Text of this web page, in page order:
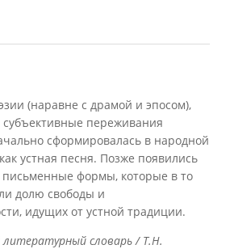
(наравне с драмой и эпосом),
переживания
сформировалась в народной
устная песня. Позже появились
письменные формы, которые в то
долю свободы и
идущих от устной традиции.
литературный словарь / Т.Н.